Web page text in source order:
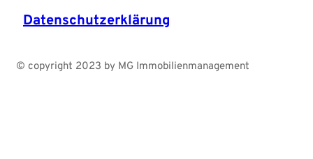
Datenschutzerklärung
© copyright 2023 by MG Immobilienmanagement